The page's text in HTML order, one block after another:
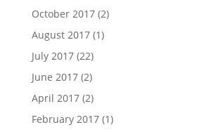
October 2017(2)
August 2017(1)
July 2017(22)
June 2017(2)
April 2017(2)
February 2017(1)